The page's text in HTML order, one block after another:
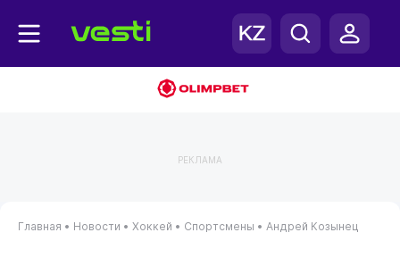
РЕКЛАМА
Главная • Новости • Хоккей • Спортсмены • Андрей Козынец